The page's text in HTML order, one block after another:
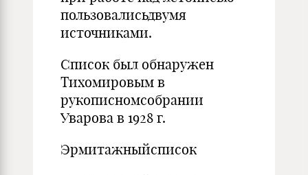
пользовалисьдвумя
источниками.
Список был обнаружен
Тихомировым в
рукописномсобрании
Уварова в 1928 г.
Эрмитажныйсписок